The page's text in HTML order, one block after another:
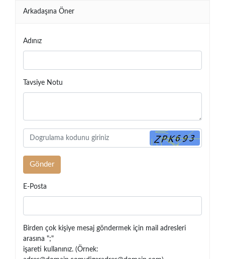
Arkadaşına Öner
Adınız
Tavsiye Notu
E-Posta
Birden çok kişiye mesaj göndermek için mail adresleri
arasına ";"
işareti kullanınız. (Örnek: